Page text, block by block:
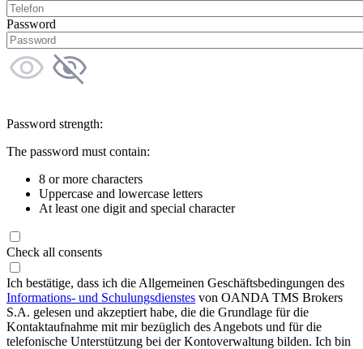
Password
Password strength:
The password must contain:
8 or more characters
Uppercase and lowercase letters
At least one digit and special character
Check all consents
Ich bestätige, dass ich die Allgemeinen Geschäftsbedingungen des
Informations- und Schulungsdienstes von OANDA TMS Brokers
S.A. gelesen und akzeptiert habe, die die Grundlage für die
Kontaktaufnahme mit mir bezüglich des Angebots und für die
telefonische Unterstützung bei der Kontoverwaltung bilden. Ich bin